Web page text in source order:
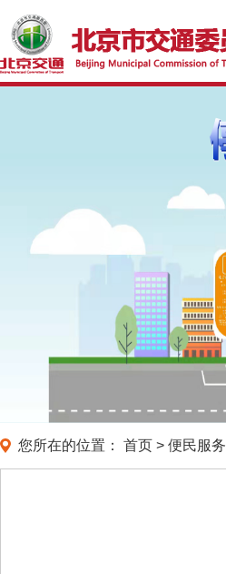
您所在的位置： 首页 > 便民服务